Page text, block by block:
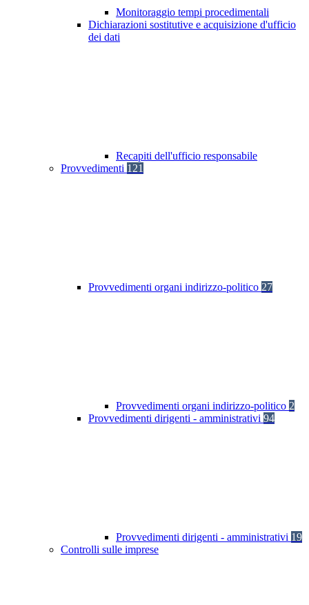
Monitoraggio tempi procedimentali
Dichiarazioni sostitutive e acquisizione d'ufficio
dei dati
Recapiti dell'ufficio responsabile
Provvedimenti 121
Provvedimenti organi indirizzo-politico 27
Provvedimenti organi indirizzo-politico 2
Provvedimenti dirigenti - amministrativi 94
Provvedimenti dirigenti - amministrativi 19
Controlli sulle imprese